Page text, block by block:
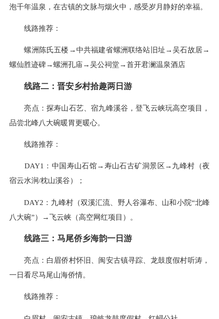
泡千年温泉，在古镇的文脉与烟火中，感受岁月静好的幸福。
线路推荐：
螺洲陈氏五楼→中共福建省螺洲联络站旧址→吴石故居→
螺仙胜迹碑→螺洲孔庙→吴公祠堂→首开君澜温泉酒店
线路二：晋安乡村拾趣两日游
亮点：探寿山石艺、宿九峰溪谷，登飞云峡玩高空项目，
品尝北峰八大碗暖胃更暖心。
线路推荐：
DAY1：中国寿山石馆→寿山石古矿洞景区→九峰村（夜
宿云水涧/枕山溪谷）；
DAY2：九峰村（双溪汇流、野人谷瀑布、山和小院“北峰
八大碗”）→飞云峡（高空网红项目）。
线路三：马尾侨乡海韵一日游
亮点：白眉侨村怀旧、闽安古镇寻踪、龙鼓度假村听涛，
一日看尽马尾山海侨情。
线路推荐：